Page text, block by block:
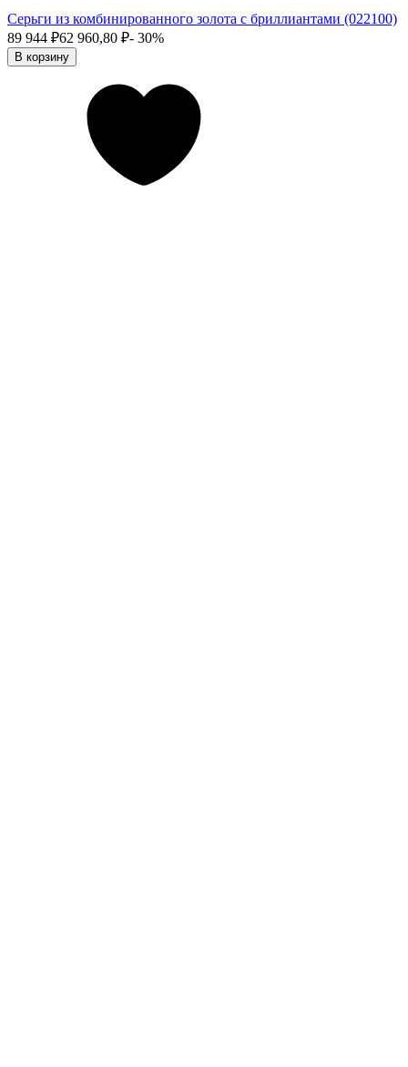
Серьги из комбинированного золота с бриллиантами (022100)
89 944 ₽62 960,80 ₽- 30%
В корзину